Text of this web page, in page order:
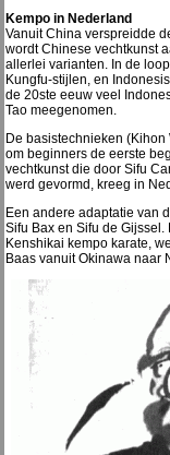
Kempo in Nederland
Vanuit China verspreidde
wordt Chinese vechtkunst
allerlei varianten. In de
Kungfu-stijlen, en
de 20ste eeuw veel
Tao meegenomen.
De basistechnieken
om beginners de eerste
vechtkunst die door Sifu
werd gevormd, kreeg in
Een andere adaptatie van
Sifu Bax en Sifu de
Kenshikai kempo karate,
Baas vanuit Okinawa naar